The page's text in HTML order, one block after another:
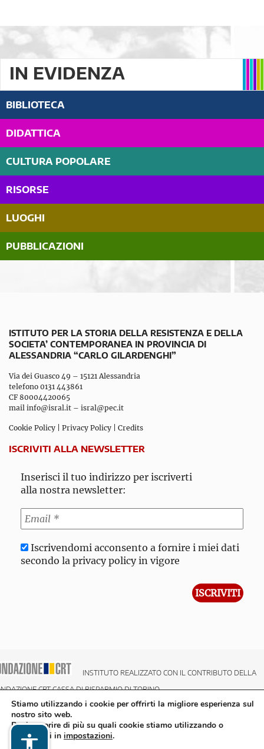
IN EVIDENZA
BIBLIOTECA
DIDATTICA
CULTURA POPOLARE
RISORSE
LUOGHI
PUBBLICAZIONI
ISTITUTO PER LA STORIA DELLA RESISTENZA E DELLA
SOCIETA’ CONTEMPORANEA IN PROVINCIA DI
ALESSANDRIA “CARLO GILARDENGHI”
Via dei Guasco 49 – 15121 Alessandria
telefono 0131 443861
CF 80004420065
mail info@isral.it – isral@pec.it
Cookie Policy Privacy Policy Credits
ISCRIVITI ALLA NEWSLETTER
Inserisci il tuo indirizzo per iscriverti
alla nostra newsletter:
Iscrivendomi acconsento a fornire i miei dati
secondo la privacy policy in vigore
INSTITUTO REALIZZATO CON IL CONTRIBUTO DELLA
CRT CASSA DI RISPARMIO DI TORINO
Stiamo utilizzando i cookie per offrirti la migliore esperienza sul
nostro sito web.
Puoi scoprire di più su quali cookie stiamo utilizzando o
disattivarli in impostazioni.